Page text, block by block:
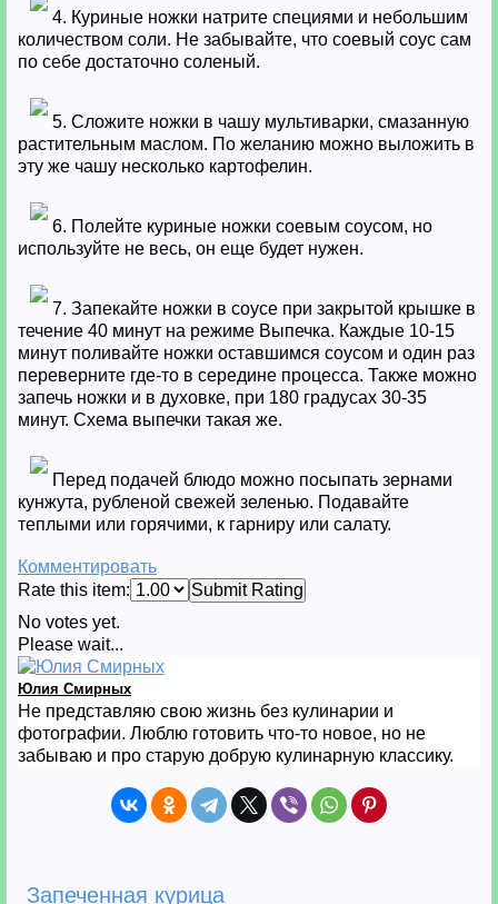
4. Куриные ножки натрите специями и небольшим
количеством соли. Не забывайте, что соевый соус сам
по себе достаточно соленый.
5. Сложите ножки в чашу мультиварки, смазанную
растительным маслом. По желанию можно выложить в
эту же чашу несколько картофелин.
6. Полейте куриные ножки соевым соусом, но
используйте не весь, он еще будет нужен.
7. Запекайте ножки в соусе при закрытой крышке в
течение 40 минут на режиме Выпечка. Каждые 10-15
минут поливайте ножки оставшимся соусом и один раз
переверните где-то в середине процесса. Также можно
запечь ножки и в духовке, при 180 градусах 30-35
минут. Схема выпечки такая же.
Перед подачей блюдо можно посыпать зернами
кунжута, рубленой свежей зеленью. Подавайте
теплыми или горячими, к гарниру или салату.
Комментировать
Rate this item:
Submit Rating
No votes yet.
Please wait...
Юлия Смирных
Не представляю свою жизнь без кулинарии и
фотографии. Люблю готовить что-то новое, но не
забываю и про старую добрую кулинарную классику.
Запеченная курица